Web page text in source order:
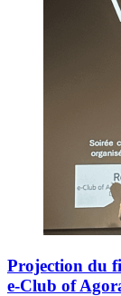
Projection du
e-Club of